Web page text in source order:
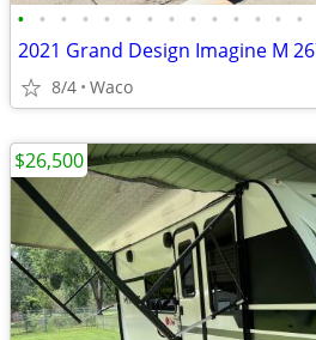
• • • • • • • • • • • • • •
8/4 Waco
$26,500